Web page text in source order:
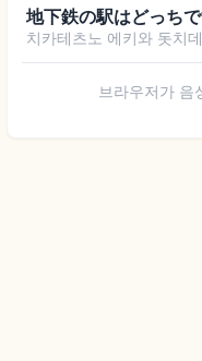
地下鉄の駅はどっち
치카테츠노 에키와 돗치
브라우저가 음